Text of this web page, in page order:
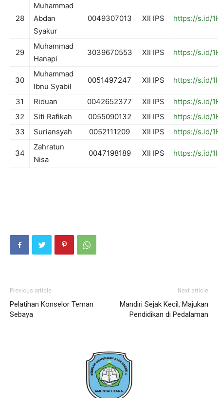
28
Muhammad
Abdan
Syakur
0049307013 XII IPS https://s.id/
29
Muhammad
Hanapi
3039670553 XII IPS https://s.id/
30
Muhammad
Ibnu Syabil
0051497247 XII IPS https://s.id/
31 Riduan 0042652377 XII IPS
https://s.id/
32
Siti Rafikah 0055090132 XII IPS
https://s.id/
33
Suriansyah 0052111209 XII IPS https://s.id/
34
Zahratun
Nisa
0047198189 XII IPS https://s.id/
Previous article
Pelatihan Konselor Teman
Sebaya
Next article
Mandiri Sejak Kecil, Majukan
Pendidikan di Pedalaman